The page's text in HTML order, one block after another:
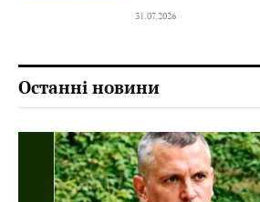
31.07.2026
Останні новини